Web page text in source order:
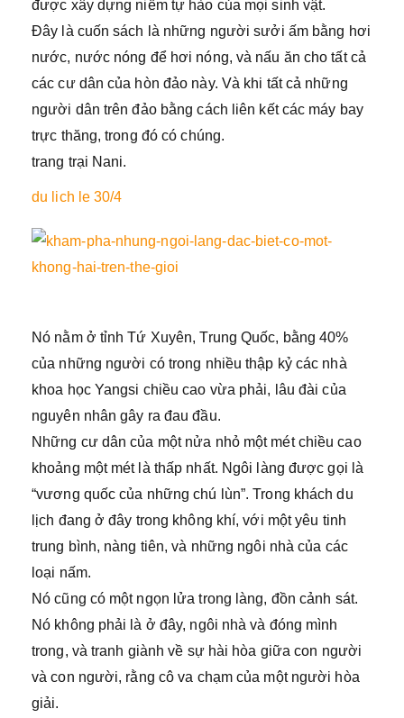
được xây dựng niềm tự hào của mọi sinh vật.
Đây là cuốn sách là những người sưởi ấm bằng hơi
nước, nước nóng để hơi nóng, và nấu ăn cho tất cả
các cư dân của hòn đảo này. Và khi tất cả những
người dân trên đảo bằng cách liên kết các máy bay
trực thăng, trong đó có chúng.
trang trại Nani.
du lich le 30/4
Nó nằm ở tỉnh Tứ Xuyên, Trung Quốc, bằng 40%
của những người có trong nhiều thập kỷ các nhà
khoa học Yangsi chiều cao vừa phải, lâu đài của
nguyên nhân gây ra đau đầu.
Những cư dân của một nửa nhỏ một mét chiều cao
khoảng một mét là thấp nhất. Ngôi làng được gọi là
“vương quốc của những chú lùn”. Trong khách du
lịch đang ở đây trong không khí, với một yêu tinh
trung bình, nàng tiên, và những ngôi nhà của các
loại nấm.
Nó cũng có một ngọn lửa trong làng, đồn cảnh sát.
Nó không phải là ở đây, ngôi nhà và đóng mình
trong, và tranh giành về sự hài hòa giữa con người
và con người, rằng cô va chạm của một người hòa
giải.